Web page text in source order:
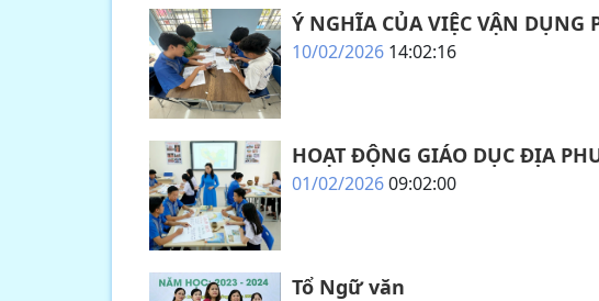
Ý NGHĨA CỦA VIỆC VẬN DỤNG
10/02/2026 14:02:16
HOẠT ĐỘNG GIÁO DỤC ĐỊA
01/02/202609:02:00
Tổ Ngữ văn